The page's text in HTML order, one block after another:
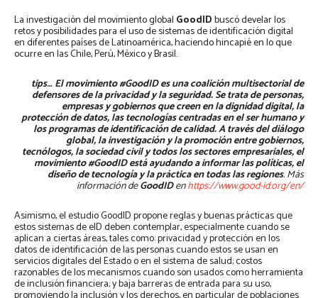
La investigación del movimiento global GoodIDbuscó develar los
retos y posibilidades para el uso de sistemas de identificación digital
en diferentes países de Latinoamérica, haciendo hincapié en lo que
ocurre en las Chile, Perú, México y Brasil.
tips…El movimiento #GoodID es una coalición multisectorial de
defensores de la privacidad y la seguridad. Se trata de personas,
empresas y gobiernos que creen en la dignidad digital, la
protección de datos, las tecnologías centradas en el ser humano y
los programas de identificación de calidad. A través del diálogo
global, la investigación y la promoción entre gobiernos,
tecnólogos, la sociedad civil y todos los sectores empresariales, el
movimiento #GoodID está ayudando a informar las políticas, el
diseño de tecnología y la práctica en todas las regiones. Más
información deGoodIDenhttps://www.good-id.org/en/
Asimismo, el estudio GoodID propone reglas y buenas prácticas que
estos sistemas de eID deben contemplar, especialmente cuando se
aplican a ciertas áreas, tales como: privacidad y protección en los
datos de identificación de las personas cuando estos se usan en
servicios digitales del Estado o en el sistema de salud; costos
razonables de los mecanismos cuando son usados como herramienta
de inclusión financiera; y baja barreras de entrada para su uso,